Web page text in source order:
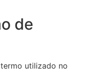
de
utilizado no